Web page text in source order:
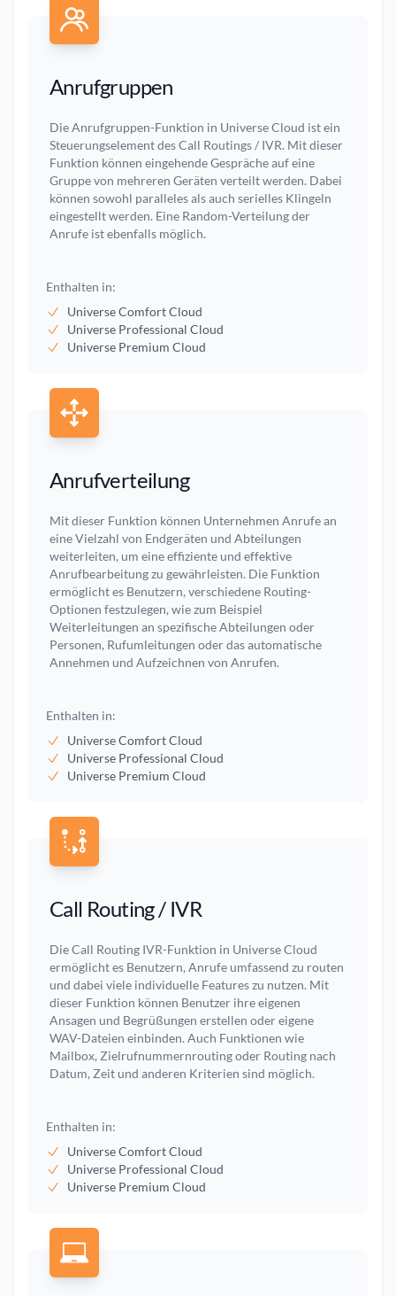
Anrufgruppen
Die Anrufgruppen-Funktion in Universe Cloud ist ein
Steuerungselement des Call Routings / IVR. Mit dieser
Funktion können eingehende Gespräche auf eine
Gruppe von mehreren Geräten verteilt werden. Dabei
können sowohl paralleles als auch serielles Klingeln
eingestellt werden. Eine Random-Verteilung der
Anrufe ist ebenfalls möglich.
Enthalten in:
Universe Comfort Cloud
Universe Professional Cloud
Universe Premium Cloud
Anrufverteilung
Mit dieser Funktion können Unternehmen Anrufe an
eine Vielzahl von Endgeräten und Abteilungen
weiterleiten, um eine effiziente und effektive
Anrufbearbeitung zu gewährleisten. Die Funktion
ermöglicht es Benutzern, verschiedene Routing-
Optionen festzulegen, wie zum Beispiel
Weiterleitungen an spezifische Abteilungen oder
Personen, Rufumleitungen oder das automatische
Annehmen und Aufzeichnen von Anrufen.
Enthalten in:
Universe Comfort Cloud
Universe Professional Cloud
Universe Premium Cloud
Call Routing / IVR
Die Call Routing IVR-Funktion in Universe Cloud
ermöglicht es Benutzern, Anrufe umfassend zu routen
und dabei viele individuelle Features zu nutzen. Mit
dieser Funktion können Benutzer ihre eigenen
Ansagen und Begrüßungen erstellen oder eigene
WAV-Dateien einbinden. Auch Funktionen wie
Mailbox, Zielrufnummernrouting oder Routing nach
Datum, Zeit und anderen Kriterien sind möglich.
Enthalten in:
Universe Comfort Cloud
Universe Professional Cloud
Universe Premium Cloud